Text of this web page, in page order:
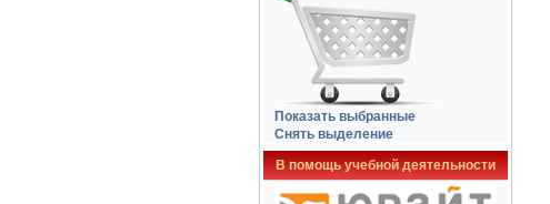
Показать выбранные
Снять выделение
В помощь учебной деятельности